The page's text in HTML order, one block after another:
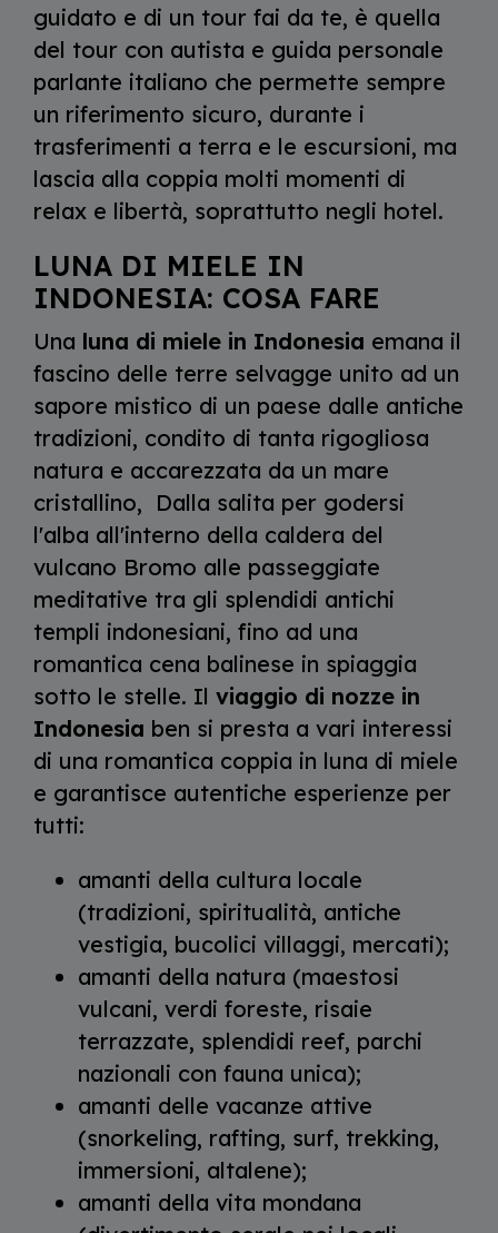
guidato e di un tour fai da te, è quella
del tour con autista e guida personale
parlante italiano che permette sempre
un riferimento sicuro, durante i
trasferimenti a terra e le escursioni, ma
lascia alla coppia molti momenti di
relax e libertà, soprattutto negli hotel.
LUNA DI MIELE IN
INDONESIA: COSA FARE
Una luna di miele in Indonesia emana il
fascino delle terre selvagge unito ad un
sapore mistico di un paese dalle antiche
tradizioni, condito di tanta rigogliosa
natura e accarezzata da un mare
cristallino, Dalla salita per godersi
l'alba all'interno della caldera del
vulcano Bromo alle passeggiate
meditative tra gli splendidi antichi
templi indonesiani, fino ad una
romantica cena balinese in spiaggia
sotto le stelle. Il viaggio di nozze in
Indonesia ben si presta a vari interessi
di una romantica coppia in luna di miele
e garantisce autentiche esperienze per
tutti:
amanti della cultura locale
(tradizioni, spiritualità, antiche
vestigia, bucolici villaggi, mercati);
amanti della natura (maestosi
vulcani, verdi foreste, risaie
terrazzate, splendidi reef, parchi
nazionali con fauna unica);
amanti delle vacanze attive
(snorkeling, rafting, surf, trekking,
immersioni, altalene);
amanti della vita mondana